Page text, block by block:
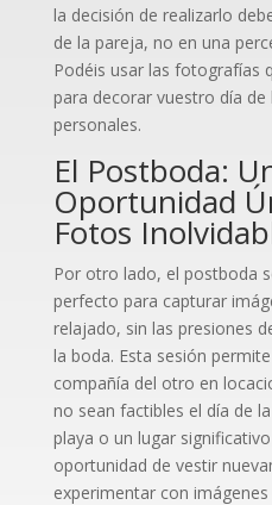
la decisión de realizarlo
de la pareja, no en una
Podéis usar las fotografías
para decorar vuestro día
personales.
El Postboda:
Oportunidad
Fotos
Por otro lado, el postboda
perfecto para capturar
relajado, sin las presiones
la boda. Esta sesión
compañía del otro en
no sean factibles el día de
playa o un lugar
oportunidad de vestir
experimentar con